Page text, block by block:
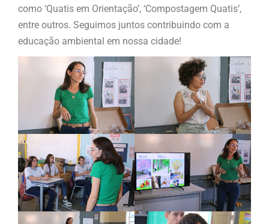
como ‘Quatis em Orientação’, ‘Compostagem Quatis’,
entre outros. Seguimos juntos contribuindo com a
educação ambiental em nossa cidade!